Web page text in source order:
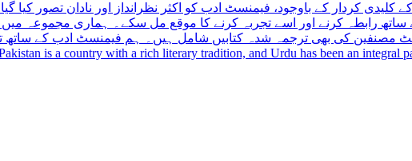
کردار کے باوجود، فیمنسٹ ادب کو اکثر نظرانداز اور نادان تصور کیا
ساتھ رابطہ کرنے اور اسے تجربہ کرنے کا موقع مل سکے۔ ہماری مجموعہ
مصنفین کی بھی ترجمہ شدہ کتابیں شامل ہیں۔ ہم فیمنسٹ ادب کے ساتھ